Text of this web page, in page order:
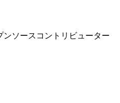
ソースコントリビューター